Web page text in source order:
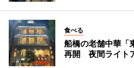
食べる
船橋の老舗中華「
再開 夜間ライト